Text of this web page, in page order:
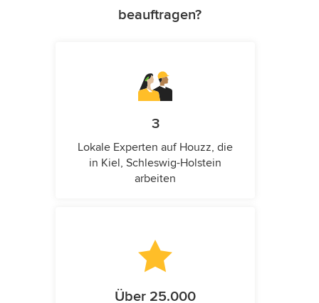
beauftragen?
3
Lokale Experten auf Houzz, die
in Kiel, Schleswig-Holstein
arbeiten
Über 25.000